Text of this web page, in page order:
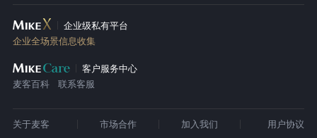
企业级私有平台
企业全场景信息收集
客户服务中心
麦客百科
联系客服
关于麦客 市场合作 加入我们 用户协议